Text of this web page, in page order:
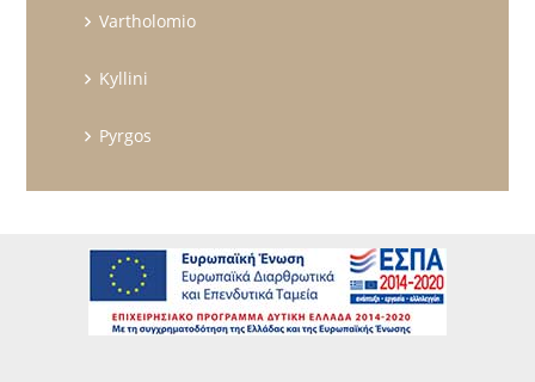
Vartholomio
Kyllini
Pyrgos